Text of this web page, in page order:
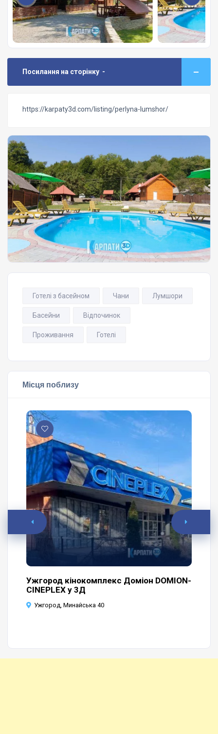
Посилання на сторінку -
https://karpaty3d.com/listing/perlyna-lumshor/
Готелі з басейном Чани Лумшори
Басейни Відпочинок
Проживання Готелі
Місця поблизу
Ужгород кінокомплекс Доміон DOMION-
CINEPLEX у 3Д
Ужгород, Минайська 40